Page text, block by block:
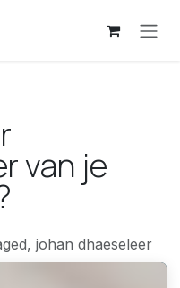
van je
johan dhaeseleer